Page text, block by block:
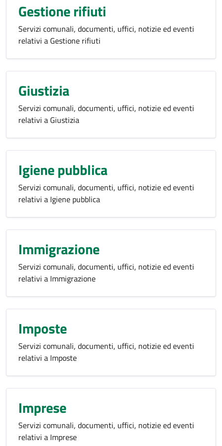
Gestione rifiuti
Servizi comunali, documenti, uffici, notizie ed eventi
relativi a Gestione rifiuti
Giustizia
Servizi comunali, documenti, uffici, notizie ed eventi
relativi a Giustizia
Igiene pubblica
Servizi comunali, documenti, uffici, notizie ed eventi
relativi a Igiene pubblica
Immigrazione
Servizi comunali, documenti, uffici, notizie ed eventi
relativi a Immigrazione
Imposte
Servizi comunali, documenti, uffici, notizie ed eventi
relativi a Imposte
Imprese
Servizi comunali, documenti, uffici, notizie ed eventi
relativi a Imprese